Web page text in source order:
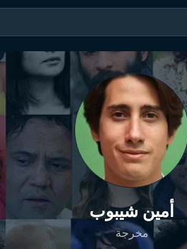
أمين شيبوب
مخرجة